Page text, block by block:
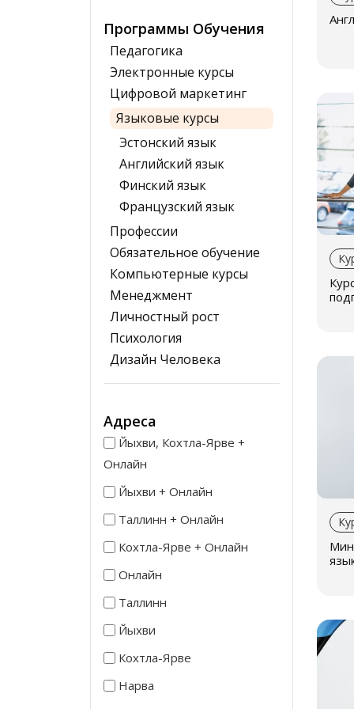
Программы Обучения
Педагогика
Электронные курсы
Цифровой маркетинг
Языковые курсы
Эстонский язык
Английский язык
Финский язык
Французский язык
Профессии
Обязательное обучение
Компьютерные курсы
Менеджмент
Личностный рост
Психология
Дизайн Человека
Адреса
Йыхви, Кохтла-Ярве +
Онлайн
Йыхви + Онлайн
Таллинн + Онлайн
Кохтла-Ярве + Онлайн
Онлайн
Таллинн
Йыхви
Кохтла-Ярве
Нарва